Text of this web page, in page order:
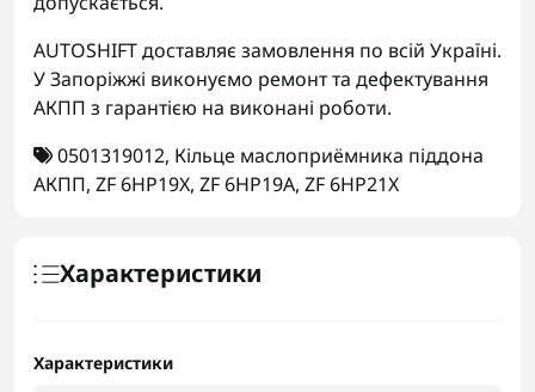
AUTOSHIFT доставляє замовлення по всій Україні.
У Запоріжжі виконуємо ремонт та дефектування
АКПП з гарантією на виконані роботи.
0501319012, Кільце маслоприёмника піддона
АКПП, ZF 6HP19X, ZF 6HP19A, ZF 6HP21X
Характеристики
Характеристики